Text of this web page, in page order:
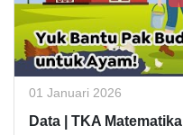
01 Januari 2026
Data | TKA Matematika